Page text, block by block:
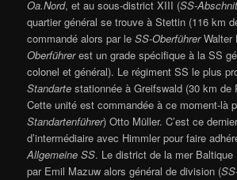
Oa.Nord, et au sous-district XIII (SS-
quartier général se trouve à Stettin (116 km
commandé alors par leSS-OberführerWalter
Oberführerest un grade spécifique à la SS
colonel et général). Le régiment SS le plus
Standarte stationnée à Greifswald (30 km de
Cette unité est commandée à ce moment-là
Standartenführer) Otto Müller. C’est ce
d’intermédiaire avec Himmler pour faire
Allgemeine SS. Le district de la mer Baltique
par Emil Mazuw alors général de division (